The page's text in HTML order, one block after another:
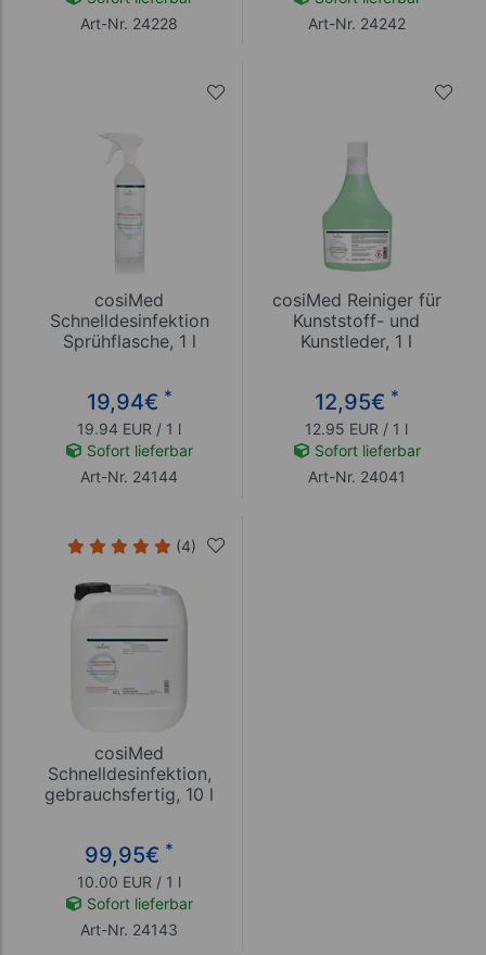
Art-Nr. 24228
Art-Nr. 24242
cosiMed
Schnelldesinfektion
Sprühflasche, 1 l
19,94€ *
19.94 EUR / 1 l
Sofort lieferbar
Art-Nr. 24144
cosiMed Reiniger für
Kunststoff- und
Kunstleder, 1 l
12,95€ *
12.95 EUR / 1 l
Sofort lieferbar
Art-Nr. 24041
(4)
cosiMed
Schnelldesinfektion,
gebrauchsfertig, 10 l
99,95€ *
10.00 EUR / 1 l
Sofort lieferbar
Art-Nr. 24143